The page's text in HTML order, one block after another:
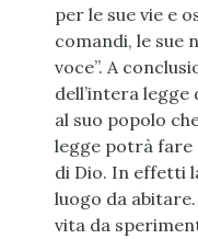
per le sue vie e
comandi, le sue
voce”. A
dell’intera legge
al suo popolo
legge potrà fare
di Dio. In effetti
luogo da
vita da